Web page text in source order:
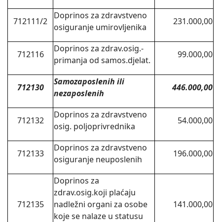
712111/2
Doprinos za zdravstveno
osiguranje umirovljenika
231.000,00
712116
Doprinos za zdrav.osig.-
primanja od samos.djelat.
99.000,00
712130
Samozaposlenih ili
nezaposlenih
446.000,00
712132
Doprinos za zdravstveno
osig. poljoprivrednika
54.000,00
712133
Doprinos za zdravstveno
osiguranje neuposlenih
196.000,00
712135
Doprinos za
zdrav.osig.koji plaćaju
nadležni organi za osobe
koje se nalaze u statusu
141.000,00